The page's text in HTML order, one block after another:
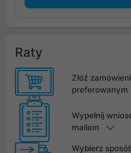
Raty
Złóż
preferowanym
Wypełnij
mailem
Wybierz